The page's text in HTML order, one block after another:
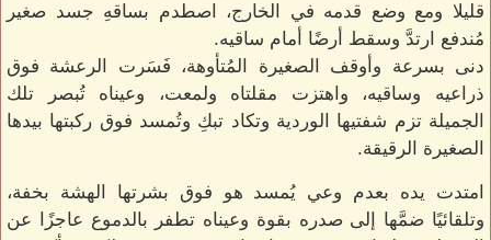
قليلا ومع وضع قدمه في الخارج، اصطدم بساقهِ جسد صغير
مُندفع ارتدَّ وسقط أرضًا أمام ساقيه.
دنى بسرعة وأوقف الصغيرة المُتأوهة، فَسَرت الرعشة فوق
ذراعيه وساقيه، واهتزت مقلتاه ولمعت، وعيناه تُبصر تلك
الجميلة تزم شفتيها الوردية وتكاد تبكِ وتُمسد فوق ركبتها بيدها
الصغيرة الرقيقة.
امتدت يده بعدم وعي يُمسد هو فوق بشرتها الهشة بخفة،
وتلقائيًا ضمَّها إلى صدره بقوة وعيناه تطفر بالدموع عاجزًا عن